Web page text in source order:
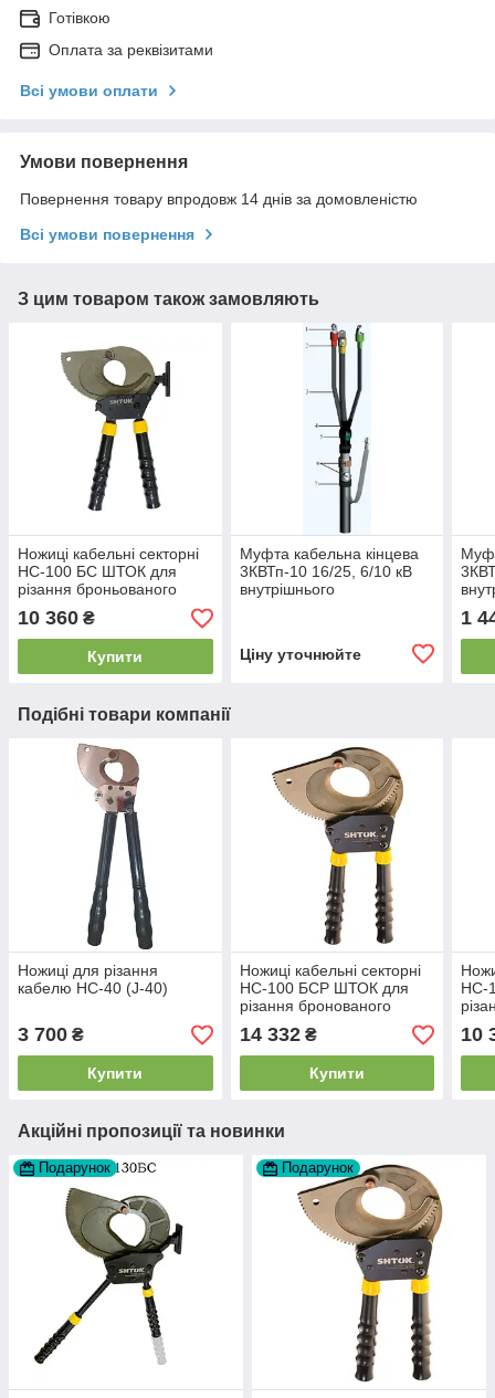
Готівкою
Оплата за реквізитами
Всі умови оплати
Умови повернення
Повернення товару впродовж 14 днів за домовленістю
Всі умови повернення
З цим товаром також замовляють
Ножиці кабельні секторні
НС-100 БС ШТОК для
різання броньованого
кабелю
10 360 ₴
Купити
Муфта кабельна кінцева
3КВТп-10 16/25, 6/10 кВ
внутрішнього
Ціну уточнюйте
1
Подібні товари компанії
Ножиці для різання
кабелю НС-40 (J-40)
3 700 ₴
Купити
Ножиці кабельні секторні
НС-100 БСР ШТОК для
різання бронованого
14 332₴
Купити
НС-
10
Акційні пропозиції та новинки
Подарунок Подарунок